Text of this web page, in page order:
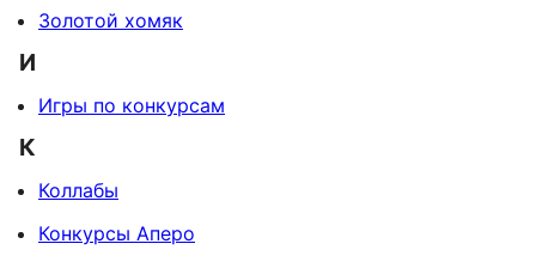
Золотой хомяк
И
Игры по конкурсам
К
Коллабы
Конкурсы Аперо